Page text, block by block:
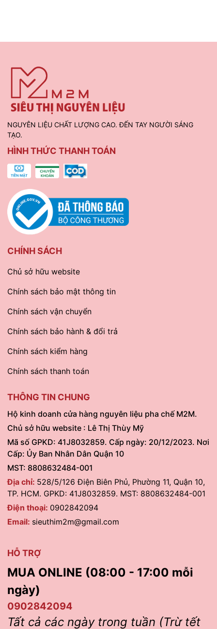
NGUYÊN LIỆU CHẤT LƯỢNG CAO. ĐẾN TAY NGƯỜI SÁNG
TẠO.
HÌNH THỨC THANH TOÁN
CHÍNH SÁCH
Chủ sở hữu website
Chính sách bảo mật thông tin
Chính sách vận chuyển
Chính sách bảo hành & đổi trả
Chính sách kiểm hàng
Chính sách thanh toán
THÔNG TIN CHUNG
Hộ kinh doanh cửa hàng nguyên liệu pha chế M2M.
Chủ sở hữu website : Lê Thị Thùy Mỹ
Mã số GPKD: 41J8032859. Cấp ngày: 20/12/2023. Nơi
Cấp: Ủy Ban Nhân Dân Quận 10
MST: 8808632484-001
Địa chỉ: 528/5/126 Điện Biên Phủ, Phường 11, Quận 10,
TP. HCM. GPKD: 41J8032859. MST: 8808632484-001
Điện thoại: 0902842094
Email: sieuthim2m@gmail.com
HỖ TRỢ
MUA ONLINE (08:00 - 17:00 mỗi
ngày)
0902842094
Tất cả các ngày trong tuần (Trừ tết